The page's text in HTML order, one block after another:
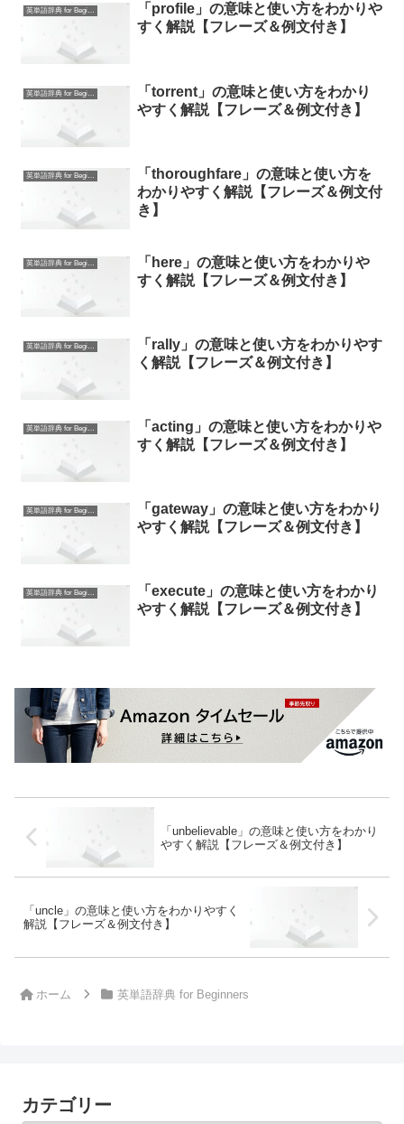
英単語辞典 for Beginners
「profile」の意味と使い方をわかりや
すく解説【フレーズ＆例文付き】
英単語辞典 for Beginners
「torrent」の意味と使い方をわかり
やすく解説【フレーズ＆例文付き】
英単語辞典 for Beginners
「thoroughfare」の意味と使い方を
わかりやすく解説【フレーズ＆例文付
き】
英単語辞典 for Beginners
「here」の意味と使い方をわかりや
すく解説【フレーズ＆例文付き】
英単語辞典 for Beginners
「rally」の意味と使い方をわかりやす
く解説【フレーズ＆例文付き】
英単語辞典 for Beginners
「acting」の意味と使い方をわかりや
すく解説【フレーズ＆例文付き】
英単語辞典 for Beginners
「gateway」の意味と使い方をわかり
やすく解説【フレーズ＆例文付き】
英単語辞典 for Beginners
「execute」の意味と使い方をわかり
やすく解説【フレーズ＆例文付き】
「unbelievable」の意味と使い方をわかり
やすく解説【フレーズ＆例文付き】
「uncle」の意味と使い方をわかりやすく
解説【フレーズ＆例文付き】
ホーム 英単語辞典 for Beginners
カテゴリー